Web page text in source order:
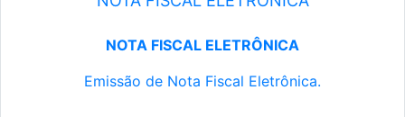
NOTA FISCAL ELETRÔNICA
Emissão de Nota Fiscal Eletrônica.